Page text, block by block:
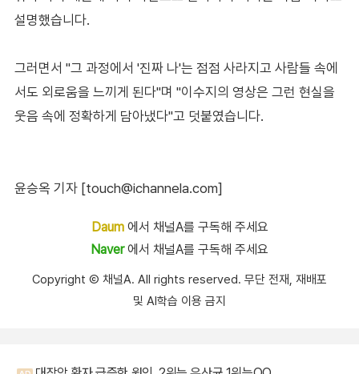
설명했습니다.
그러면서 "그 과정에서 '진짜 나'는 점점 사라지고 사람들 속에
서도 외로움을 느끼게 된다"며 "이수지의 영상은 그런 현실을
웃음 속에 정확하게 담아냈다"고 덧붙였습니다.
윤승옥 기자 [touch@ichannela.com]
Daum에서 채널A를 구독해 주세요
Naver에서 채널A를 구독해 주세요
Copyright Ⓒ 채널A. All rights reserved. 무단 전재, 재배포
및 AI학습 이용 금지